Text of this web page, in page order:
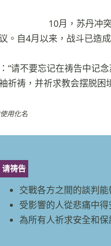
10月，苏丹冲
。自4月以来，战斗已造
“请不要忘记在祷告中记
祈祷，并祈求教会摆脱困
用化名
请祷告
交戰各方之間的談判
受影響的人從悲痛中
為所有人祈求安全和